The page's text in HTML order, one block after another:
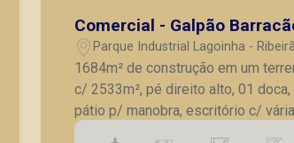
Comercial - Galpão
Parque Industrial Lagoinha -
Preto/SP
1684m² de construção em um
c/ 2533m², pé direito alto, 01 doca,
pátio p/ manobra, escritório c/
salas e 02 banheiros, refeitório e